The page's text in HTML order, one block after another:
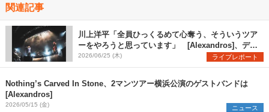
関連記事
川上洋平「全員ひっくるめて心奪う、そういうツア
ーをやろうと思っています」 [Alexandros]、デビ
ュー16年の歴史を網羅するようなセトリで『YOU
ARE WELCOME TOUR』開幕
2026/06/25 (木) ライブレポート
Nothing’s Carved In Stone、2マンツアー横浜公演のゲストバンドは
[Alexandros]
2026/05/15 (金) ニュース